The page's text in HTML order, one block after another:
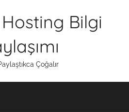
Bilgi
Çoğalır